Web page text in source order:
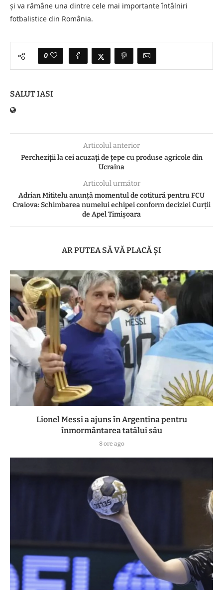
și va rămâne una dintre cele mai importante întâlniri
fotbalistice din România.
0
SALUT IASI
Articolul anterior
Percheziții la cei acuzați de țepe cu produse agricole din
Ucraina
Articolul următor
Adrian Mititelu anunţă momentul de cotitură pentru FCU
Craiova: Schimbarea numelui echipei conform deciziei Curții
de Apel Timișoara
AR PUTEA SĂ VĂ PLACĂ ȘI
Lionel Messi a ajuns în Argentina pentru
înmormântarea tatălui său
8 ore ago